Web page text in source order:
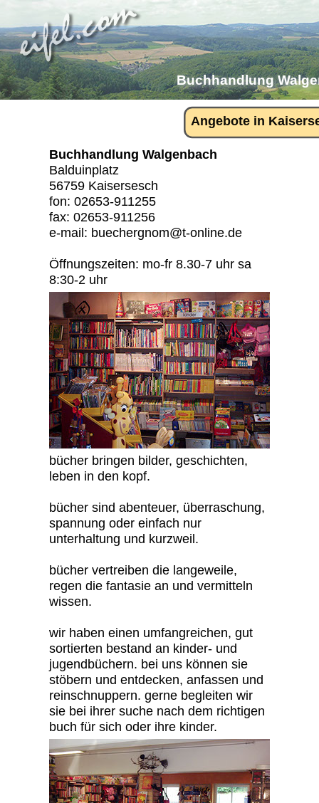
Angebote in
Buchhandlung
Buchhandlung Walgenbach
Balduinplatz
56759 Kaisersesch
fon: 02653-911255
fax: 02653-911256
e-mail: buechergnom@t-online.de
Öffnungszeiten: mo-fr 8.30-7 uhr sa
8:30-2 uhr
bücher bringen bilder, geschichten,
leben in den kopf.
bücher sind abenteuer, überraschung,
spannung oder einfach nur
unterhaltung und kurzweil.
bücher vertreiben die langeweile,
regen die fantasie an und vermitteln
wissen.
wir haben einen umfangreichen, gut
sortierten bestand an kinder- und
jugendbüchern. bei uns können sie
stöbern und entdecken, anfassen und
reinschnuppern. gerne begleiten wir
sie bei ihrer suche nach dem richtigen
buch für sich oder ihre kinder.